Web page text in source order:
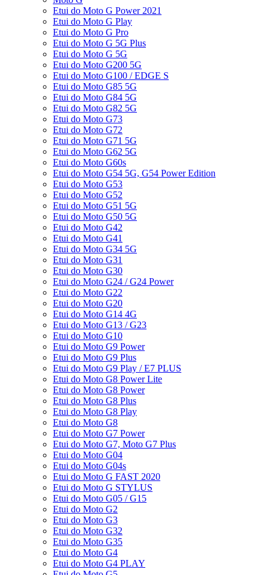
Etui do Moto G Power 2021
Etui do Moto G Play
Etui do Moto G Pro
Etui do Moto G 5G Plus
Etui do Moto G 5G
Etui do Moto G200 5G
Etui do Moto G100 / EDGE S
Etui do Moto G85 5G
Etui do Moto G84 5G
Etui do Moto G82 5G
Etui do Moto G73
Etui do Moto G72
Etui do Moto G71 5G
Etui do Moto G62 5G
Etui do Moto G60s
Etui do Moto G54 5G, G54 Power Edition
Etui do Moto G53
Etui do Moto G52
Etui do Moto G51 5G
Etui do Moto G50 5G
Etui do Moto G42
Etui do Moto G41
Etui do Moto G34 5G
Etui do Moto G31
Etui do Moto G30
Etui do Moto G24 / G24 Power
Etui do Moto G22
Etui do Moto G20
Etui do Moto G14 4G
Etui do Moto G13 / G23
Etui do Moto G10
Etui do Moto G9 Power
Etui do Moto G9 Plus
Etui do Moto G9 Play / E7 PLUS
Etui do Moto G8 Power Lite
Etui do Moto G8 Power
Etui do Moto G8 Plus
Etui do Moto G8 Play
Etui do Moto G8
Etui do Moto G7 Power
Etui do Moto G7, Moto G7 Plus
Etui do Moto G04
Etui do Moto G04s
Etui do Moto G FAST 2020
Etui do Moto G STYLUS
Etui do Moto G05 / G15
Etui do Moto G2
Etui do Moto G3
Etui do Moto G32
Etui do Moto G35
Etui do Moto G4
Etui do Moto G4 PLAY